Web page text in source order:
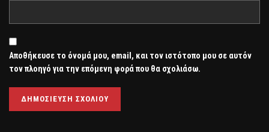
Αποθήκευσε το όνομά μου, email, και τον ιστότοπο μου σε αυτόν
τον πλοηγό για την επόμενη φορά που θα σχολιάσω.